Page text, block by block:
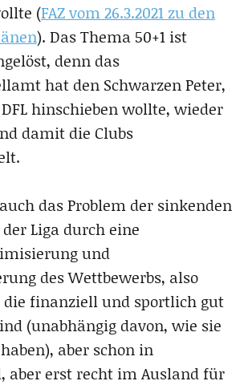
(FAZ vom 26.3.2021 zu den
). Das Thema 50+1 ist
denn das
hat den Schwarzen Peter,
hinschieben wollte, wieder
damit die Clubs
das Problem der sinkenden
Liga durch eine
und
des Wettbewerbs, also
die finanziell und sportlich gut
(unabhängig davon, wie sie
aber schon in
aber erst recht im Ausland für